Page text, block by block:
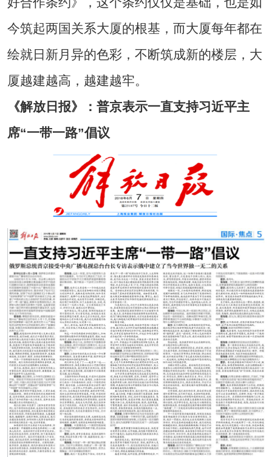
今筑起两国关系大厦的根基，而大厦每年都在
绘就日新月异的色彩，不断筑成新的楼层，大
厦越建越高，越建越牢。
《解放日报》：普京表示一直支持习近平主
席“一带一路”倡议